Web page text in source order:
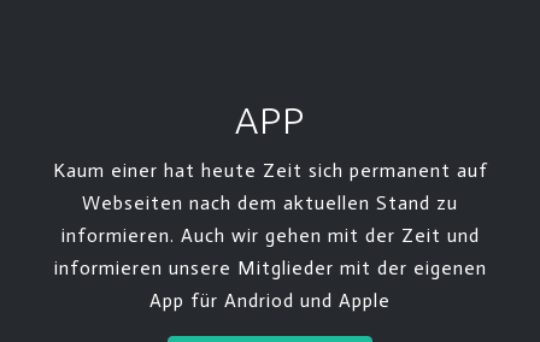
APP
Kaum einer hat heute Zeit sich permanent auf
Webseiten nach dem aktuellen Stand zu
informieren. Auch wir gehen mit der Zeit und
informieren unsere Mitglieder mit der eigenen
App für Andriod und Apple